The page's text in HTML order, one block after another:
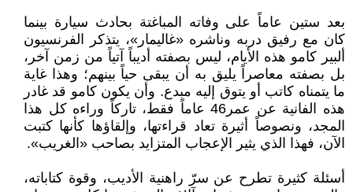
بعد ستين عاماً على وفاته المباغتة بحادث سيارة بينما
كان مع رفيق دربه وناشره «غاليمار»، يتذكر الفرنسيون
ألبير كامو هذه الأيام، ليس بصفته أديباً آتياً من زمن آخر،
بل بصفته معاصراً يليق به أن يبقى حياً بينهم؛ وهذا غاية
ما يتمناه كاتب أو يتوق إليه مبدع. وأن يكون كامو قد غادر
هذه الفانية عن عمر46 عاماً فقط، تاركاً وراءه كل هذا
المجد، ونصوصاً أثيرة تعاد قراءتها، وإلقاؤها كأنها كتبت
الآن، فهذا الذي يثير الإعجاب المتزايد بصاحب «الغريب».
أسئلة كثيرة تطرح عن سرّ راهنية الأديب، وقوة كتاباته،